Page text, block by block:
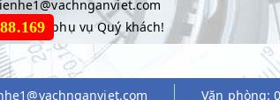
được phụ vụ Quý khách!
Văn phòng: